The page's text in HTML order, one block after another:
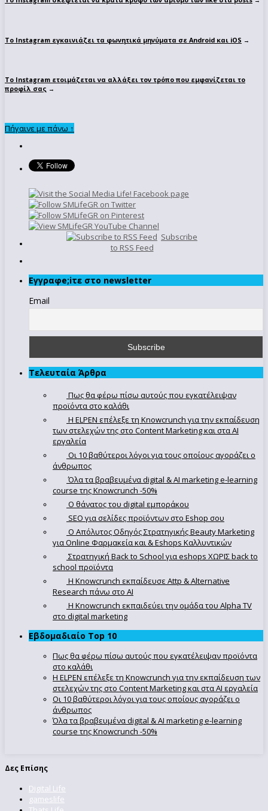
Το Instagram εγκαινιάζει τα φωνητικά μηνύματα σε Android και iOS →
To Instagram ετοιμάζεται να αλλάξει τον τρόπο που εμφανίζεται το
προφίλ σας →
Πήγαινε με πάνω ↑
Subscribe
to RSS Feed
Εγγραφe;iτε στο newsletter
Email
Τελευταία Άρθρα
Πως θα φέρω πίσω αυτούς που εγκατέλειψαν
προϊόντα στο καλάθι
Η ELPEN επέλεξε τη Knowcrunch για την εκπαίδευση
των στελεχών της στο Content Marketing και στα AI
εργαλεία
Οι 10 βαθύτεροι λόγοι για τους οποίους αγοράζει ο
άνθρωπος
Όλα τα βραβευμένα digital & AI marketing e-learning
course της Knowcrunch -50%
Ο θάνατος του digital εμποράκου
SEO για σελίδες προϊόντων στο Eshop σου
Ο Απόλυτoς Οδηγός Στρατηγικής Beauty Marketing
για Online Φαρμακεία και & Eshops Καλλυντικών
Στρατηγική Back to School για eshops ΧΩΡΙΣ back to
school προϊόντα
Η Knowcrunch εκπαίδευσε Attp & Alternative
Research πάνω στο ΑΙ
Η Knowcrunch εκπαιδεύει την ομάδα του Alpha TV
στο digital marketing
Εβδομαδιαίο Top 10
Πως θα φέρω πίσω αυτούς που εγκατέλειψαν προϊόντα
στο καλάθι
Η ELPEN επέλεξε τη Knowcrunch για την εκπαίδευση των
στελεχών της στο Content Marketing και στα AI εργαλεία
Οι 10 βαθύτεροι λόγοι για τους οποίους αγοράζει ο
άνθρωπος
Όλα τα βραβευμένα digital & AI marketing e-learning
course της Knowcrunch -50%
Δες Επίσης
Digital Life
gameslife